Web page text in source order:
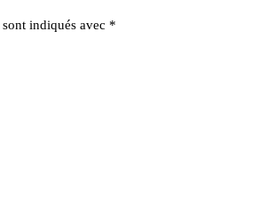
indiqués avec *